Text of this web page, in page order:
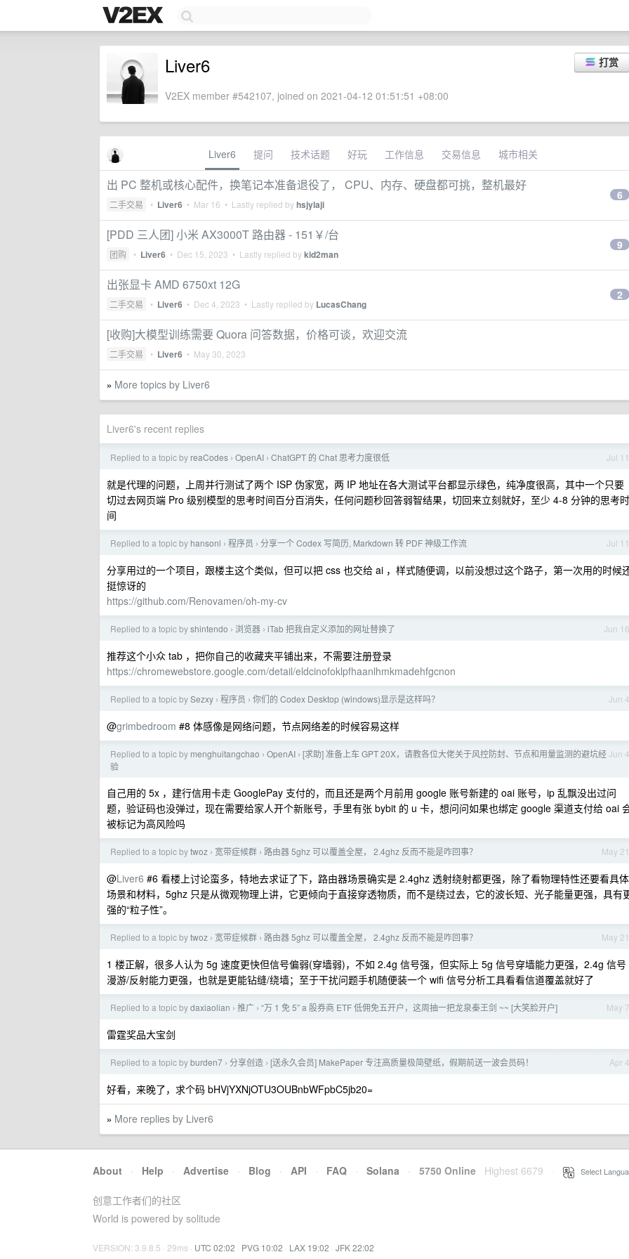
打赏
Liver6
V2EX member #542107, joined on 2021-04-12 01:51:51 +08:00
Liver6 提问 技术话题 好玩 工作信息 交易信息 城市相关
出 PC 整机或核心配件，换笔记本准备退役了， CPU、内存、硬盘都可挑，整机最好
二手交易 • Liver6 • Mar 16 • Lastly replied byhsjylaji
6
[PDD 三人团] 小米 AX3000T 路由器 - 151￥/台
团购 • Liver6 • Dec 15, 2023 • Lastly replied bykid2man
9
出张显卡 AMD 6750xt 12G
二手交易 • Liver6 • Dec 4, 2023 • Lastly replied by LucasChang
2
[收购]大模型训练需要 Quora 问答数据，价格可谈，欢迎交流
二手交易 • Liver6 • May 30, 2023
» More topics by Liver6
Liver6's recent replies
Jul 11
Replied to a topic by reaCodes › OpenAI › ChatGPT 的 Chat 思考力度很低
就是代理的问题，上周并行测试了两个 ISP 伪家宽，两 IP 地址在各大测试平台都显示绿色，纯净度很高，其中一个只要
切过去网页端 Pro 级别模型的思考时间百分百消失，任何问题秒回答弱智结果，切回来立刻就好，至少 4-8 分钟的思考时
间
Jul 11
Replied to a topic by hansonl › 程序员 › 分享一个 Codex 写简历, Markdown 转 PDF 神级工作流
分享用过的一个项目，跟楼主这个类似，但可以把 css 也交给 ai ，样式随便调，以前没想过这个路子，第一次用的时候
挺惊讶的
https://github.com/Renovamen/oh-my-cv
Jun 16
Replied to a topic byshintendo › 浏览器 › iTab 把我自定义添加的网址替换了
推荐这个小众 tab ，把你自己的收藏夹平铺出来，不需要注册登录
https://chromewebstore.google.com/detail/eldcinofoklpfhaanlhmkmadehfgcnon
Jun 4
Replied to a topic bySezxy › 程序员 › 你们的 Codex Desktop (windows)显示是这样吗？
@grimbedroom #8 体感像是网络问题，节点网络差的时候容易这样
Jun 4
Replied to a topic by menghuitangchao › OpenAI › [求助] 准备上车 GPT 20X，请教各位大佬关于风控防封、节点和用量监测的避坑经
验
自己用的 5x ，建行信用卡走 GooglePay 支付的，而且还是两个月前用 google 账号新建的 oai 账号，ip 乱飘没出过问
题，验证码也没弹过，现在需要给家人开个新账号，手里有张 bybit 的 u 卡，想问问如果也绑定 google 渠道支付给 oai
被标记为高风险吗
May 21
Replied to a topic bytwoz › 宽带症候群 › 路由器 5ghz 可以覆盖全屋， 2.4ghz 反而不能是咋回事？
@Liver6 #6 看楼上讨论蛮多，特地去求证了下，路由器场景确实是 2.4ghz 透射绕射都更强，除了看物理特性还要看具体
场景和材料，5ghz 只是从微观物理上讲，它更倾向于直接穿透物质，而不是绕过去，它的波长短、光子能量更强，具有
强的“粒子性”。
May 21
Replied to a topic bytwoz › 宽带症候群 › 路由器 5ghz 可以覆盖全屋， 2.4ghz 反而不能是咋回事？
1 楼正解，很多人认为 5g 速度更快但信号偏弱(穿墙弱)，不如 2.4g 信号强，但实际上 5g 信号穿墙能力更强，2.4g 信号
漫游/反射能力更强，也就是更能钻缝/绕墙；至于干扰问题手机随便装一个 wifi 信号分析工具看看信道覆盖就好了
May 7
Replied to a topic bydaxiaolian › 推广 › “万 1 免 5” a 股券商 ETF 低佣免五开户，这周抽一把龙泉秦王剑 ~~ [大笑脸开户]
雷霆奖品大宝剑
Apr 4
Replied to a topic byburden7 › 分享创造 › [送永久会员] MakePaper 专注高质量极简壁纸，假期前送一波会员码！
好看，来晚了，求个码 bHVjYXNjOTU3OUBnbWFpbC5jb20=
» More replies by Liver6
About · Help · Advertise · Blog · API · FAQ · Solana · 5750 Online Highest 6679 Select
创意工作者们的社区
World is powered by solitude
VERSION: 3.9.8.5 · 29ms · UTC 02:02 · PVG 10:02 · LAX 19:02 · JFK 22:02